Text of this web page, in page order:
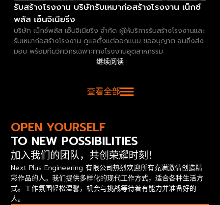
รับสร้างโรงงาน บริษัทรับเหมาก่อสร้างโรงงาน เน็กซ์
พลัส เอ็นจิเนียริ่ง
บริษัท เน็กซ์พลัส เอ็นจิเนียริ่ง จำกัด ผู้ให้บริการรับสร้างโรงงานและ
รับเหมาก่อสร้างโรงงาน ดูแลตั้งแต่ออกแบบ ขออนุญาต จนถึงส่ง
มอบ พร้อมทีมวิศวกรเฉพาะทางโรงงานอุตสาหกรรม
继续阅读
查看全部
OPEN YOURSELF
TO NEW POSSIBILITIES
加入我们的团队，共创荣耀时刻！
Next Plus Engineering 有限公司热烈欢迎所有充满激情创造精
彩作品的人。我们提供多样化的现代工作方式，适合各种生活方
式。工作氛围轻松温馨，机会与挑战等待着有能力并准备好的
人。